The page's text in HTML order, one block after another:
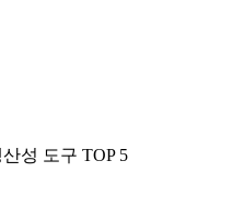
성 도구 TOP 5